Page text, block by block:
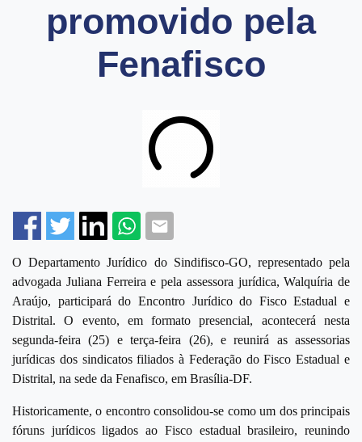
promovido pela
Fenafisco
FacebookTwitter Linkedin Whatsapp
O Departamento Jurídico do Sindifisco-GO, representado pela
advogada Juliana Ferreira e pela assessora jurídica, Walquíria de
Araújo, participará do Encontro Jurídico do Fisco Estadual e
Distrital. O evento, em formato presencial, acontecerá nesta
segunda-feira (25) e terça-feira (26), e reunirá as assessorias
jurídicas dos sindicatos filiados à Federação do Fisco Estadual e
Distrital, na sede da Fenafisco, em Brasília-DF.
Historicamente, o encontro consolidou-se como um dos principais
fóruns jurídicos ligados ao Fisco estadual brasileiro, reunindo